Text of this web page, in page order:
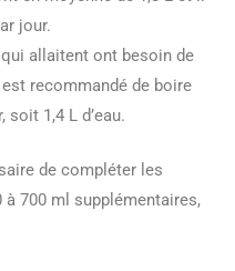
jour.
allaitent ont besoin de
recommandé de boire
1,4 L d’eau.
de compléter les
à 700 ml supplémentaires,